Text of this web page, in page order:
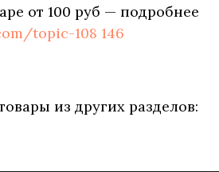
от 100 руб — подробнее
topic-108 146
из других разделов: